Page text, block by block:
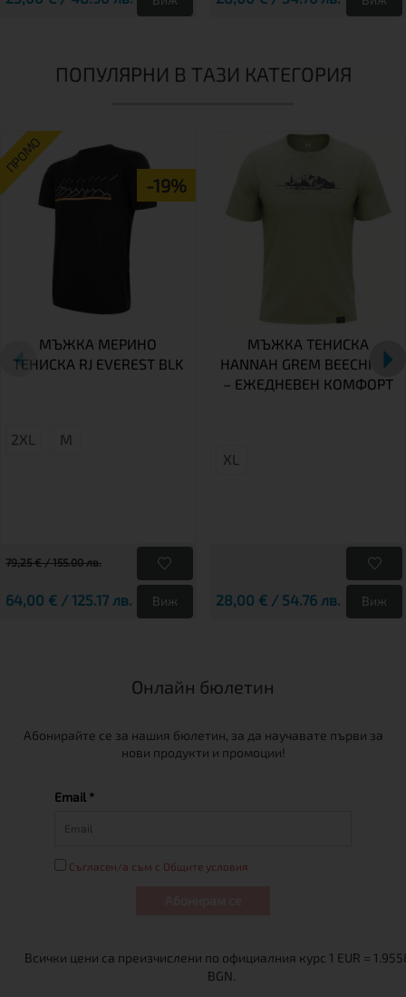
ПОПУЛЯРНИ В ТАЗИ КАТЕГОРИЯ
ПРОМО
-19%
МЪЖКА МЕРИНО
ТЕНИСКА RJ EVEREST BLK
2XL М
79,25 € / 155.00 лв.
64,00 € / 125.17 лв. Виж
МЪЖКА ТЕНИСКА
HANNAH GREM BEECHNUT
– ЕЖЕДНЕВЕН КОМФОРТ
XL
28,00 € / 54.76 лв. Виж
Онлайн бюлетин
Абонирайте се за нашия бюлетин, за да научавате първи за
нови продукти и промоции!
Email *
Съгласен/а съм с Общите условия